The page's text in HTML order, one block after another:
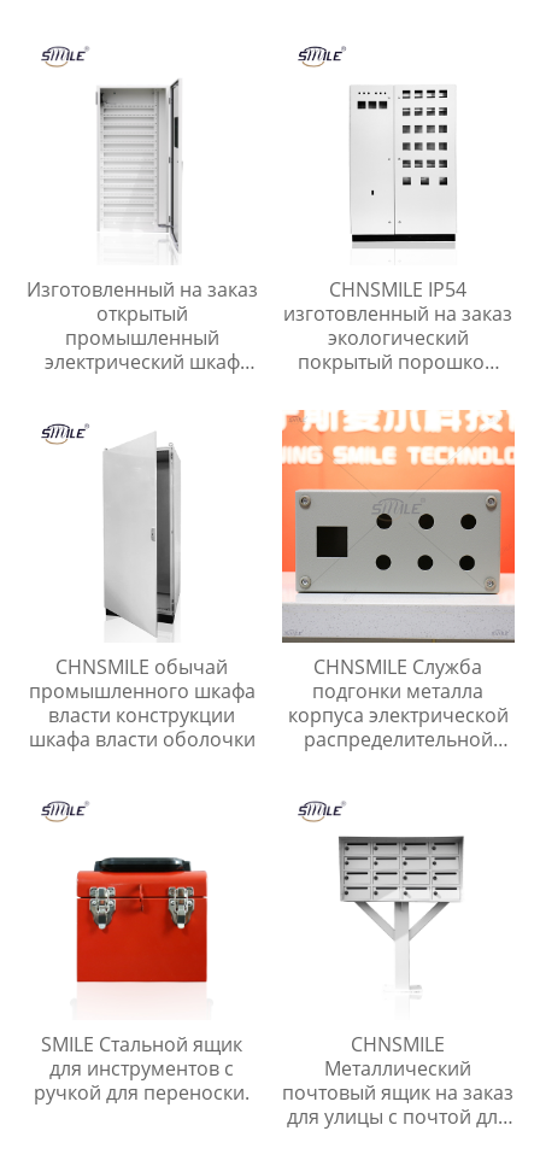
интеллектуальный
безопасный шкафчик
для хранения
шкаф распределения
Изготовленный на заказ
открытый
промышленный
электрический шкаф
алюминиевый корпус
главного выключателя с
CHNSMILE IP54
изготовленный на заказ
экологический
покрытый порошком
металлический шкаф
управления
CHNSMILE обычай
промышленного шкафа
власти конструкции
шкафа власти оболочки
CHNSMILE Служба
подгонки металла
корпуса электрической
распределительной
SMILE Стальной ящик
для инструментов с
ручкой для переноски.
CHNSMILE
Металлический
почтовый ящик на заказ
для улицы с почтой для